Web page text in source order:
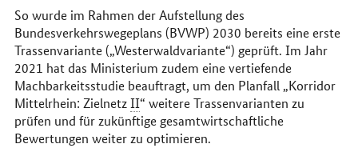
So wurde im Rahmen der Aufstellung des
Bundesverkehrswegeplans (BVWP) 2030 bereits eine erste
Trassenvariante („Westerwaldvariante“) geprüft. Im Jahr
2021 hat das Ministerium zudem eine vertiefende
Machbarkeitsstudie beauftragt, um den Planfall „Korridor
Mittelrhein: ZielnetzII“ weitere Trassenvarianten zu
prüfen und für zukünftige gesamtwirtschaftliche
Bewertungen weiter zu optimieren.